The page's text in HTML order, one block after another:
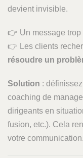
devient invisible.
👉 Un message trop
👉 Les clients
résoudre un
Solution :
coaching de
dirigeants en
fusion, etc.). Cela
votre communication.